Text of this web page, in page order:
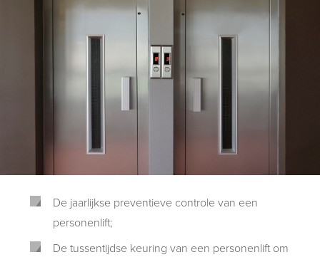
De jaarlijkse preventieve controle van een
personenlift;
De tussentijdse keuring van een personenlift om